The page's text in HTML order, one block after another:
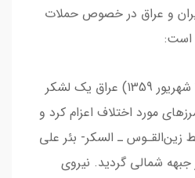
و عراق در خصوص حملات
است:
«در 16 آﮔﻮﺳﺖ 1980 (25 شهریور 1359) ﻋﺮاق ﯾﮏ ﻟﺸﮑﺮ
ﻣﻮرد اﺧﺘﻼف اﻋﺰام ﮐﺮد و
زﯾﻦاﻟﻘـﻮس ـ السکر- بئر علی
شمالی گردید. ﻧﯿﺮوی